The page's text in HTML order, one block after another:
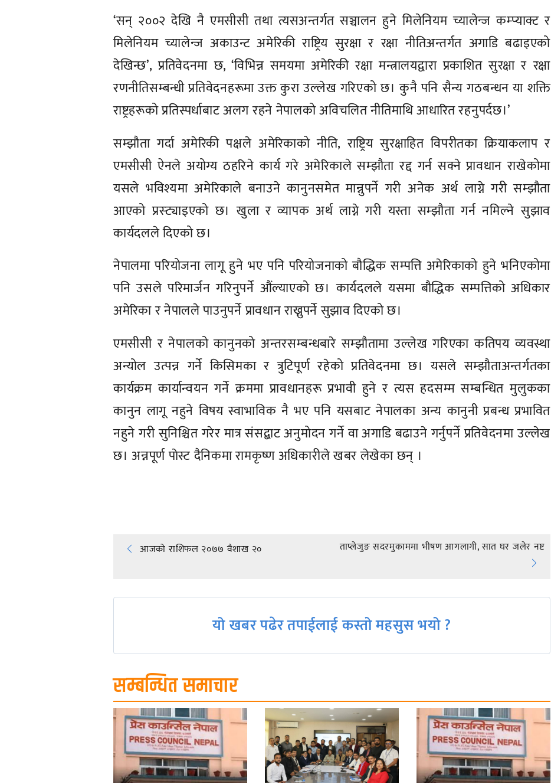
‘सन् २००२ देखि नै एमसीसी तथा त्यसअन्तर्गत सञ्चालन हुने मिलेनियम च्यालेन्ज कम्प्याक्ट र
मिलेनियम च्यालेन्ज अकाउन्ट अमेरिकी राष्ट्रिय सुरक्षा र रक्षा नीतिअन्तर्गत अगाडि बढाइएको
देखिन्छ’, प्रतिवेदनमा छ, ‘विभिन्न समयमा अमेरिकी रक्षा मन्त्रालयद्वारा प्रकाशित सुरक्षा र रक्षा
रणनीतिसम्बन्धी प्रतिवेदनहरूमा उक्त कुरा उल्लेख गरिएको छ। कुनै पनि सैन्य गठबन्धन या शक्ति
राष्ट्रहरूको प्रतिस्पर्धाबाट अलग रहने नेपालको अविचलित नीतिमाथि आधारित रहनुपर्दछ।’
सम्झौता गर्दा अमेरिकी पक्षले अमेरिकाको नीति, राष्ट्रिय सुरक्षाहित विपरीतका क्रियाकलाप र
एमसीसी ऐनले अयोग्य ठहरिने कार्य गरे अमेरिकाले सम्झौता रद्द गर्न सक्ने प्रावधान राखेकोमा
यसले भविश्यमा अमेरिकाले बनाउने कानुनसमेत मान्नुपर्ने गरी अनेक अर्थ लाग्ने गरी सम्झौता
आएको प्रस्ट्याइएको छ। खुला र व्यापक अर्थ लाग्ने गरी यस्ता सम्झौता गर्न नमिल्ने सुझाव
कार्यदलले दिएको छ।
नेपालमा परियोजना लागू हुने भए पनि परियोजनाको बौद्धिक सम्पत्ति अमेरिकाको हुने भनिएकोमा
पनि उसले परिमार्जन गरिनुपर्ने औंल्याएको छ। कार्यदलले यसमा बौद्धिक सम्पत्तिको अधिकार
अमेरिका र नेपालले पाउनुपर्ने प्रावधान राख्नुपर्ने सुझाव दिएको छ।
एमसीसी र नेपालको कानुनको अन्तरसम्बन्धबारे सम्झौतामा उल्लेख गरिएका कतिपय व्यवस्था
अन्योल उत्पन्न गर्ने किसिमका र त्रुटिपूर्ण रहेको प्रतिवेदनमा छ। यसले सम्झौताअन्तर्गतका
कार्यक्रम कार्यान्वयन गर्ने क्रममा प्रावधानहरू प्रभावी हुने र त्यस हदसम्म सम्बन्धित मुलुकका
कानुन लागू नहुने विषय स्वाभाविक नै भए पनि यसबाट नेपालका अन्य कानुनी प्रबन्ध प्रभावित
नहुने गरी सुनिश्चित गरेर मात्र संसद्बाट अनुमोदन गर्ने वा अगाडि बढाउने गर्नुपर्ने प्रतिवेदनमा उल्लेख
छ। अन्नपूर्ण पाेस्ट दैनिकमा रामकृष्ण अधिकारीले खबर लेखेका छन् ।
Post
navigation
आजको राशिफल २०७७ वैशाख २० ताप्लेजुङ सदरमुकाममा भीषण आगलागी, सात घर जलेर नष्ट
यो खबर पढेर तपाईलाई कस्तो महसुस भयो ?
सम्बन्धित समाचार